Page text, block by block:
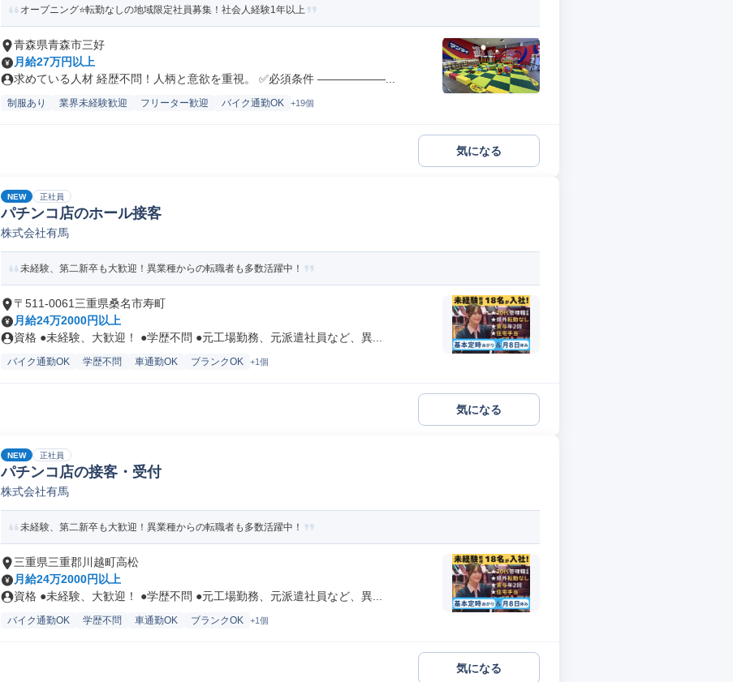
オープニング⭐転勤なしの地域限定社員募集！社会人経験1年以上
青森県青森市三好
月給27万円以上
求めている人材 経歴不問！人柄と意欲を重視。 ✅必須条件 ――――――...
制服あり 業界未経験歓迎 フリーター歓迎 バイク通勤OK +19個
気になる
NEW 正社員
パチンコ店のホール接客
株式会社有馬
未経験、第二新卒も大歓迎！異業種からの転職者も多数活躍中！
〒511-0061三重県桑名市寿町
月給24万2000円以上
資格 ●未経験、大歓迎！ ●学歴不問 ●元工場勤務、元派遣社員など、異...
バイク通勤OK 学歴不問 車通勤OK ブランクOK +1個
気になる
NEW 正社員
パチンコ店の接客・受付
株式会社有馬
未経験、第二新卒も大歓迎！異業種からの転職者も多数活躍中！
三重県三重郡川越町高松
月給24万2000円以上
資格 ●未経験、大歓迎！ ●学歴不問 ●元工場勤務、元派遣社員など、異...
バイク通勤OK 学歴不問 車通勤OK ブランクOK +1個
気になる